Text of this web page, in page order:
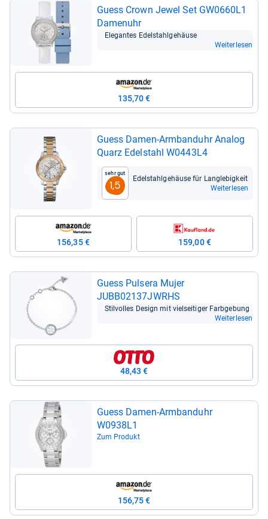
Guess Crown Jewel Set GW0660L1
Damen­uhr
Ele­gan­tes Edel­stahl­ge­häuse
Weiterlesen
135,70 €
Guess Damen-​Arm­band­uhr Ana­log
Quarz Edel­stahl W0443L4
Sehr gut
1,5
Edel­stahl­ge­häuse für Lang­le­big­keit
Weiterlesen
156,35 € 159,00 €
Guess Pul­sera Mujer
JUBB02137JWRHS
Stil­vol­les Design mit viel­sei­ti­ger Farb­ge­bung
Weiterlesen
48,43 €
Guess Damen-​Arm­band­uhr
W0938L1
Zum Produkt
156,75 €